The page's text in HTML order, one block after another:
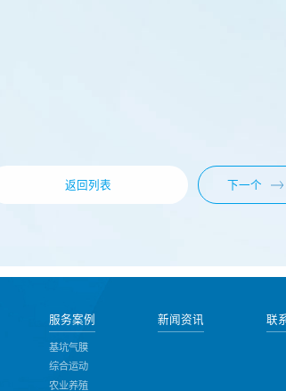
返回列表 下一个
服务案例
基坑气膜
综合运动
农业养殖
新闻资讯 联